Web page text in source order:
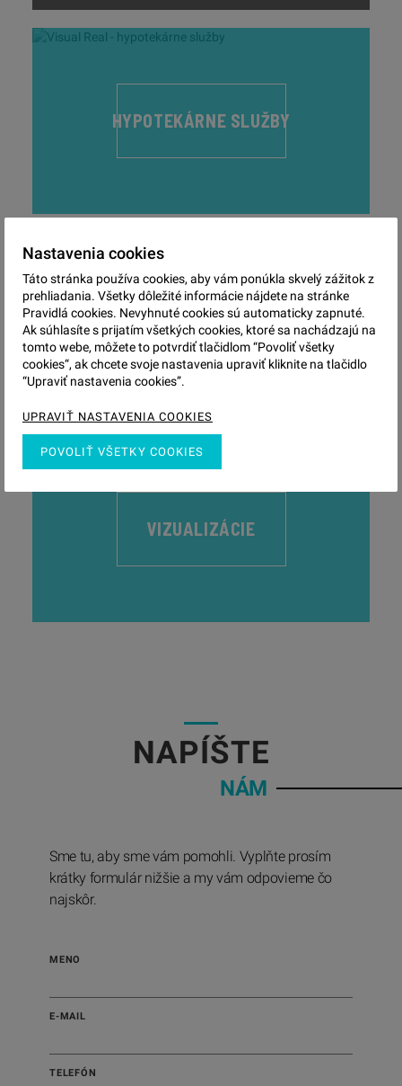
HYPOTEKÁRNE SLUŽBY
PRÁVNE SLUŽBY
VIZUALIZÁCIE
NAPÍŠTE
NÁM
Sme tu, aby sme vám pomohli. Vyplňte prosím
krátky formulár nižšie a my vám odpovieme čo
najskôr.
MENO
E-MAIL
TELEFÓN
Nastavenia cookies
Táto stránka používa cookies, aby vám ponúkla skvelý zážitok z
prehliadania. Všetky dôležité informácie nájdete na stránke
Pravidlá cookies. Nevyhnuté cookies sú automaticky zapnuté.
Ak súhlasíte s prijatím všetkých cookies, ktoré sa nachádzajú na
tomto webe, môžete to potvrdiť tlačidlom “Povoliť všetky
cookies“, ak chcete svoje nastavenia upraviť kliknite na tlačidlo
“Upraviť nastavenia cookies”.
UPRAVIŤ NASTAVENIA COOKIES
POVOLIŤ VŠETKY COOKIES